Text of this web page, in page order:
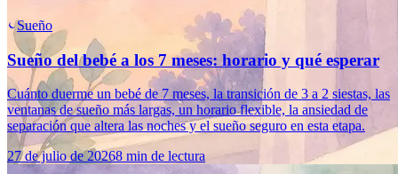
Sueño
Sueño del bebé a los 7 meses: horario y qué esperar
Cuánto duerme un bebé de 7 meses, la transición de 3 a 2 siestas, las
ventanas de sueño más largas, un horario flexible, la ansiedad de
separación que altera las noches y el sueño seguro en esta etapa.
27 de julio de 20268 min de lectura